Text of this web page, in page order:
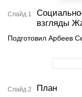
Слайд 1
взгляды
Подготовил Арбеев
Слайд 2 План